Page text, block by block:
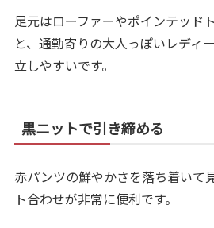
足元はローファーやポインテッド
と、通勤寄りの大人っぽいレディ
立しやすいです。
黒ニットで引き締める
赤パンツの鮮やかさを落ち着いて
ト合わせが非常に便利です。